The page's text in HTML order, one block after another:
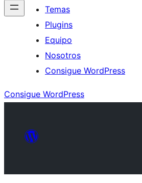
Temas
Plugins
Equipo
Nosotros
Consigue WordPress
Consigue WordPress